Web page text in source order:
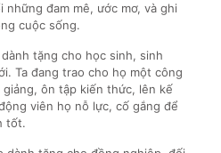
đam mê, ước mơ, và ghi
cuộc sống.
tặng cho học sinh, sinh
Ta đang trao cho họ một công
ôn tập kiến thức, lên kế
viên họ nỗ lực, cố gắng để
tốt.